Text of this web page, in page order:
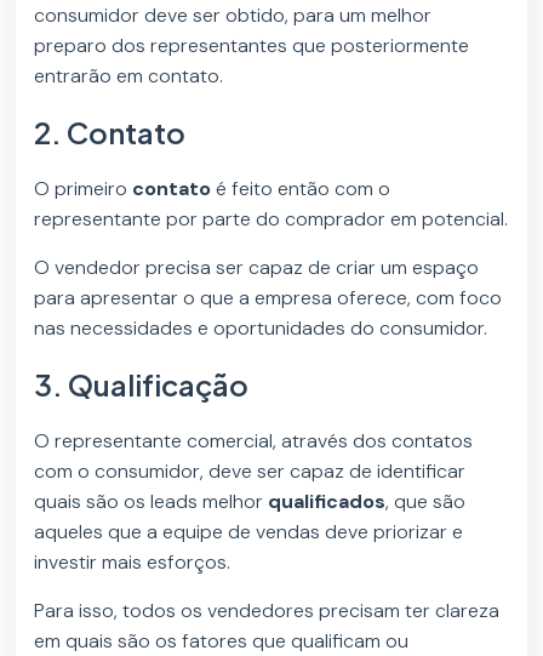
consumidor deve ser obtido, para um melhor
preparo dos representantes que posteriormente
entrarão em contato.
2. Contato
O primeiro contatoé feito então com o
representante por parte do comprador em potencial.
O vendedor precisa ser capaz de criar um espaço
para apresentar o que a empresa oferece, com foco
nas necessidades e oportunidades do consumidor.
3. Qualificação
O representante comercial, através dos contatos
com o consumidor, deve ser capaz de identificar
quais são os leads melhor qualificados, que são
aqueles que a equipe de vendas deve priorizar e
investir mais esforços.
Para isso, todos os vendedores precisam ter clareza
em quais são os fatores que qualificam ou